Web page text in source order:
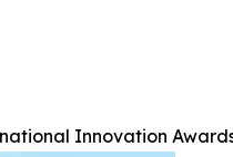
Innovation